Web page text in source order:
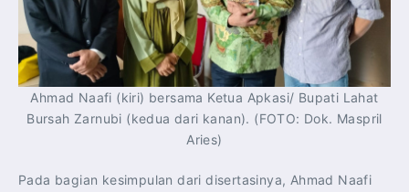
Ahmad Naafi (kiri) bersama Ketua Apkasi/ Bupati Lahat
Bursah Zarnubi (kedua dari kanan). (FOTO: Dok. Maspril
Aries)
Pada bagian kesimpulan dari disertasinya, Ahmad Naafi